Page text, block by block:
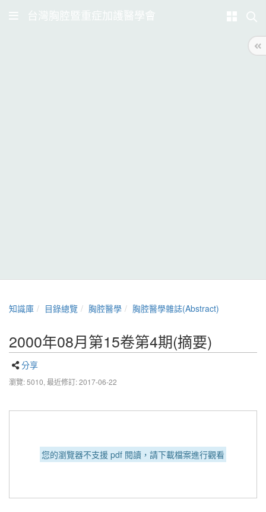
台灣胸腔暨重症加護醫學會
知識庫 目錄總覽 胸腔醫學 胸腔醫學雜誌(Abstract)
2000年08月第15卷第4期(摘要)
分享
瀏覽: 5010, 最近修訂: 2017-06-22
您的瀏覽器不支援 pdf 閱讀，請下載檔案進行觀看